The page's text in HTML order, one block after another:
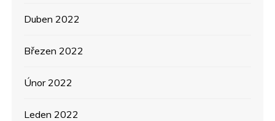
Duben 2022
Březen 2022
Únor 2022
Leden 2022